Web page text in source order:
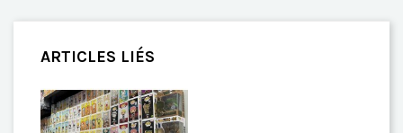
ARTICLES LIÉS